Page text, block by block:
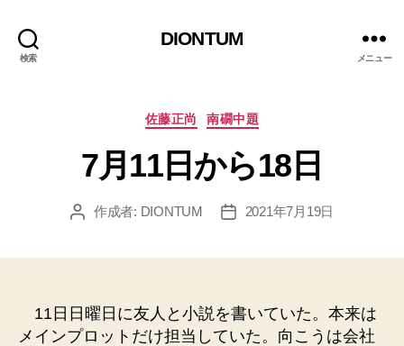
検索
DIONTUM
メニュー
カ
ゴ
リ
佐藤正尚 南礀中題
7月11日から18日
投 作成者: DIONTUM
投
2021年7月19日
11日日曜日に友人と小説を書いていた。本来は
メインプロットだけ担当していた。向こうは会社